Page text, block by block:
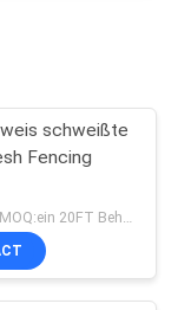
schweißte
Fencing